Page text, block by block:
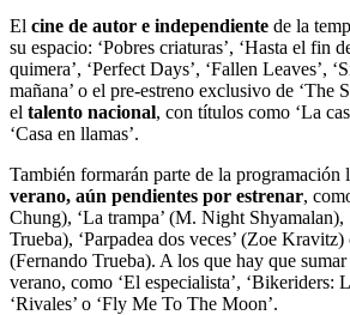
El cine de autor e independiente de la
su espacio: ‘Pobres criaturas’, ‘Hasta el fin
quimera’, ‘Perfect Days’, ‘Fallen Leaves’,
mañana’ o el pre-estreno exclusivo de ‘The
el talento nacional, con títulos como ‘La
‘Casa en llamas’.
También formarán parte de la programación
verano, aún pendientes por estrenar,
Chung), ‘La trampa’ (M. Night Shyamalan),
Trueba), ‘Parpadea dos veces’ (Zoe Kravitz)
(Fernando Trueba). A los que hay que sumar
verano, como ‘El especialista’, ‘Bikeriders:
‘Rivales’ o ‘Fly Me To The Moon’.